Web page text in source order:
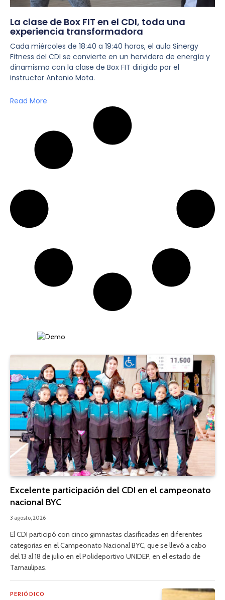
La clase de Box FIT en el CDI, toda una
experiencia transformadora
Cada miércoles de 18:40 a 19:40 horas, el aula Sinergy
Fitness del CDI se convierte en un hervidero de energía y
dinamismo con la clase de Box FIT dirigida por el
instructor Antonio Mota.
Read More
Excelente participación del CDI en el campeonato
nacional BYC
3 agosto, 2026
El CDI participó con cinco gimnastas clasificadas en diferentes
categorías en el Campeonato Nacional BYC, que se llevó a cabo
del 13 al 18 de julio en el Polideportivo UNIDEP, en el estado de
Tamaulipas.
PERIÓDICO